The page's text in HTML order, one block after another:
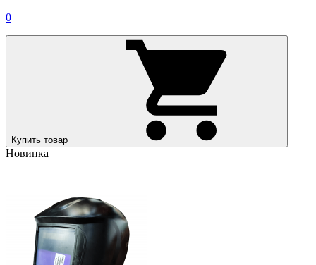
0
Купить товар
Новинка